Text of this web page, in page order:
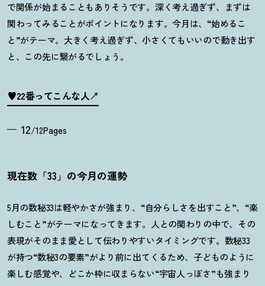
で関係が始まることもありそうです。深く考え過ぎず、まずは
関わってみることがポイントになります。今月は、“始めるこ
と”がテーマ。大きく考え過ぎず、小さくてもいいので動き出す
と、この先に繋がるでしょう。
♥22番ってこんな人
12/12Pages
現在数「33」の今月の運勢
5月の数秘33は軽やかさが強まり、“自分らしさを出すこと”、“楽
しむこと”がテーマになってきます。人との関わりの中で、その
表現がそのまま愛として伝わりやすいタイミングです。数秘33
が持つ“数秘3の要素”がより前に出てくるため、子どものように
楽しむ感覚や、どこか枠に収まらない“宇宙人っぽさ”も強まり